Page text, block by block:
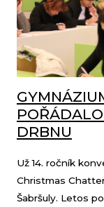
DRBNU
Už 14. ročník
Christmas
Šabršuly. Letos